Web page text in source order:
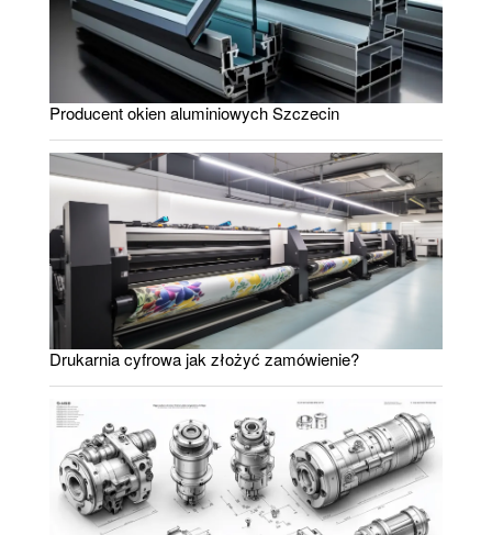
Producent okien aluminiowych Szczecin
Drukarnia cyfrowa jak złożyć zamówienie?